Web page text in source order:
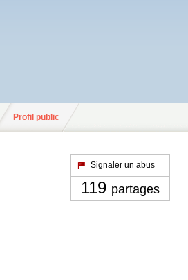
Profil public
Signaler un abus
119 partages